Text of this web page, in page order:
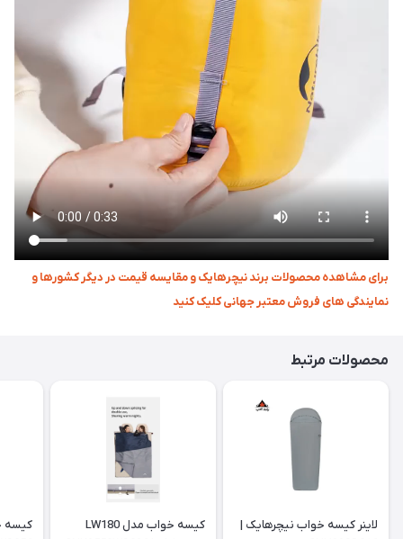
برای مشاهده محصولات برند نیچرهایک و مقایسه قیمت در دیگر کشورها و
نمایندگی های فروش معتبر جهانی کلیک کنید
محصولات مرتبط
لاینر کیسه خواب نیچرهایک |
کیسه خواب مدل LW180